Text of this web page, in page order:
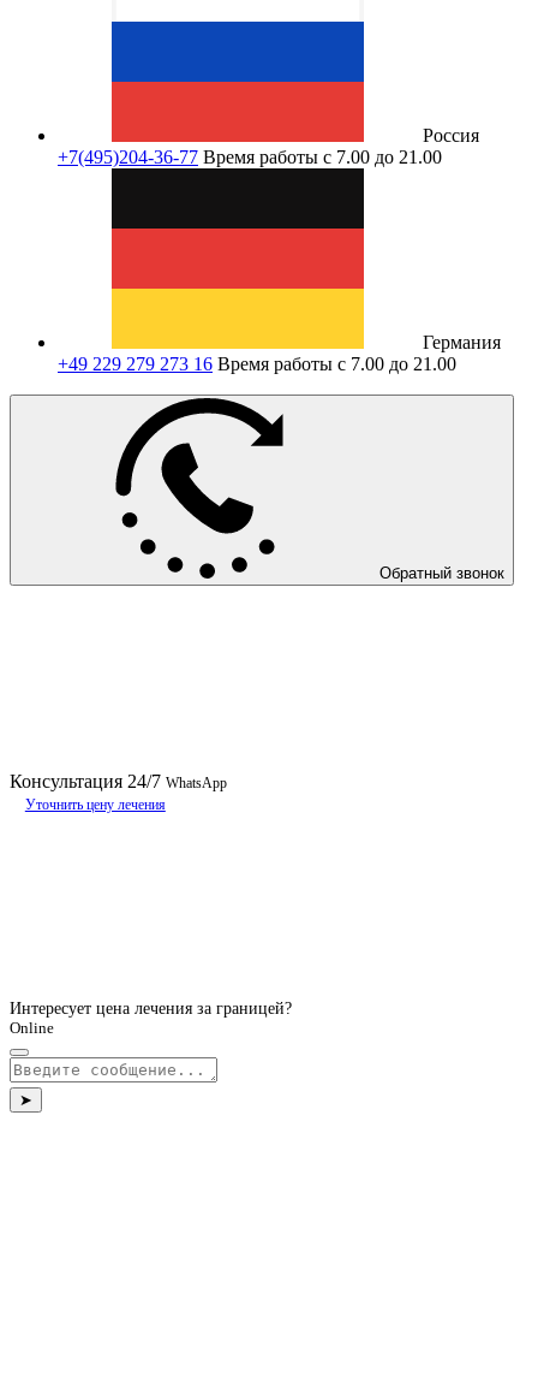
Россия
+7(495)204-36-77 Время работы с 7.00 до 21.00
Германия
+49 229 279 273 16 Время работы с 7.00 до 21.00
Обратный звонок
Консультация 24/7 WhatsApp
Уточнить цену лечения
Интересует цена лечения за границей?
Online
➤